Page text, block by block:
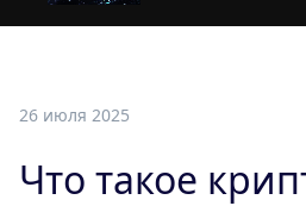
26 июля 2025
Что такое